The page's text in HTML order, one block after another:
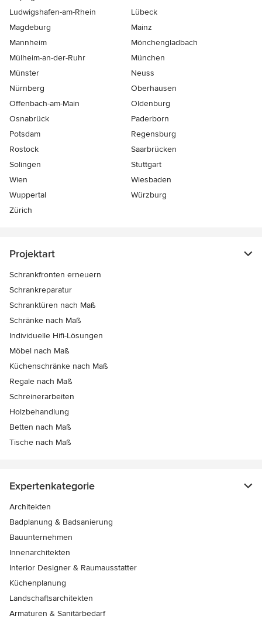
Ludwigshafen-am-Rhein
Lübeck
Magdeburg
Mainz
Mannheim
Mönchen­gladbach
Mülheim-an-der-Ruhr
München
Münster
Neuss
Nürnberg
Oberhausen
Offenbach-am-Main
Oldenburg
Osnabrück
Paderborn
Potsdam
Regensburg
Rostock
Saarbrücken
Solingen
Stuttgart
Wien
Wiesbaden
Wuppertal
Würzburg
Zürich
Projektart
Schrankfronten erneuern
Schrankreparatur
Schranktüren nach Maß
Schränke nach Maß
Individuelle Hifi-Lösungen
Möbel nach Maß
Küchenschränke nach Maß
Regale nach Maß
Schreinerarbeiten
Holzbehandlung
Betten nach Maß
Tische nach Maß
Expertenkategorie
Architekten
Badplanung & Badsanierung
Bauunternehmen
Innenarchitekten
Interior Designer & Raumausstatter
Küchenplanung
Landschaftsarchitekten
Armaturen & Sanitärbedarf